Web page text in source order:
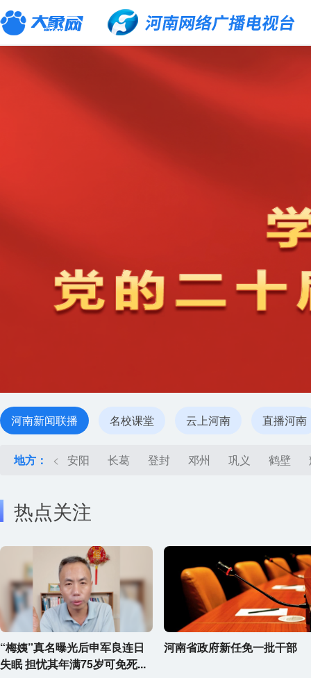
河南新闻联播 名校课堂 云上河南 直播河南
地方： < 安阳 长葛 登封 邓州 巩义 鹤壁
热点关注
“梅姨”真名曝光后申军良连日
失眠 担忧其年满75岁可免死...
河南省政府新任免一批干部